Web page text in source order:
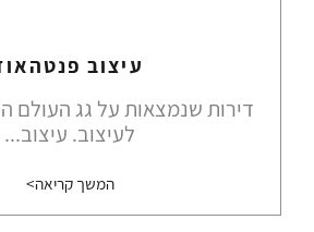
עיצוב
דירות שנמצאות על גג העולם
לעיצוב. עיצוב...
המשך קריאה>